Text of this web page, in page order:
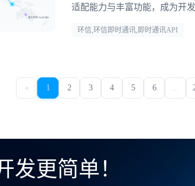
适配能力与丰富功能，成为开
环信,环信即时通讯,即时通讯API
« 1 2 3 4 5 6
发更简单！